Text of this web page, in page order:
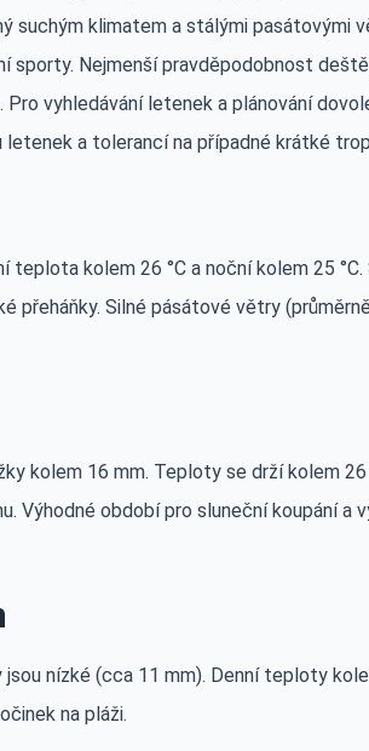
suchým klimatem a stálými pasátovými
sporty. Nejmenší pravděpodobnost
vyhledávání letenek a plánování
a tolerancí na případné krátké
teplota kolem 26 °C a noční kolem 25
přeháňky. Silné pásátové větry
kolem 16 mm. Teploty se drží kolem 26
Výhodné období pro sluneční koupání a
nízké (cca 11 mm). Denní teploty
na pláži.